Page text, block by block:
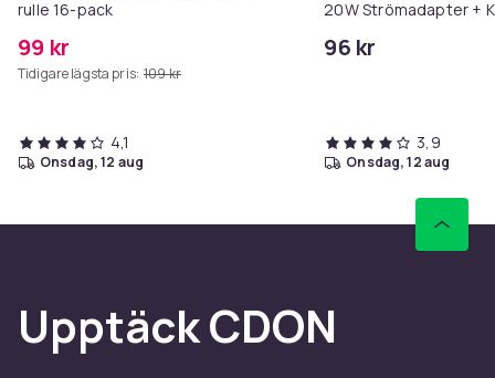
rulle 16-pack
99 kr
Tidigare lägsta pris: 109 kr
4,1
onsdag, 12 aug
20W Strömadapter +
96 kr
3,9
onsdag, 12 aug
Upptäck CDON